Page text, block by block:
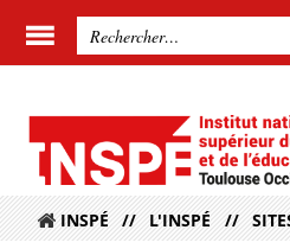
INSPÉ L'INSPÉ